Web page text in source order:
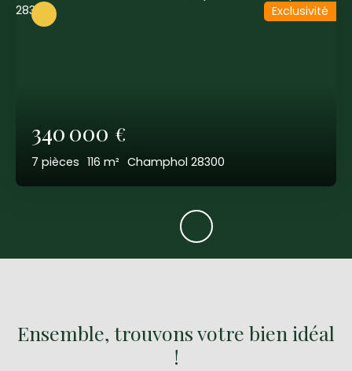
340 000 €
7 pièces 116 m² Champhol 28300
Exclusivité
Ensemble, trouvons votre bien idéal
!